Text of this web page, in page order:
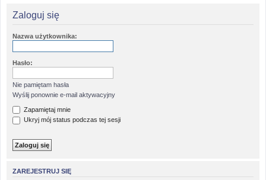
Zaloguj się
Nazwa użytkownika:
Hasło:
Nie pamiętam hasła
Wyślij ponownie e-mail aktywacyjny
Zapamiętaj mnie
Ukryj mój status podczas tej sesji
ZAREJESTRUJ SIĘ